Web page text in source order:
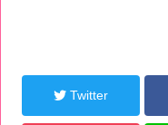
Twitter